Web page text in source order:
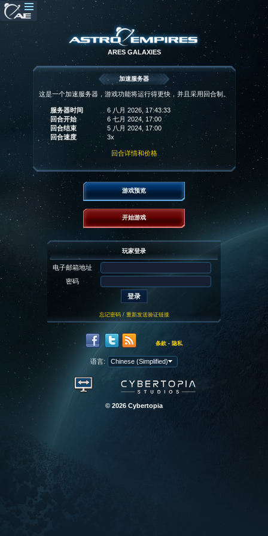
ARES GALAXIES
加速服务器
这是一个加速服务器，游戏功能将运行得更快，并且采用回合制。
服务器时间
6 八月 2026, 17:43:33
回合开始
6 七月 2024, 17:00
回合结束
5 八月 2024, 17:00
回合速度
3x
回合详情和价格
游戏预览
开始游戏
玩家登录
电子邮箱地址
密码
忘记密码/ 重新发送验证链接
条款 - 隐私
语言:
© 2026 Cybertopia